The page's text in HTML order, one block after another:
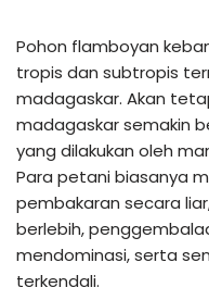
Pohon flamboyan
tropis dan subtropis
madagaskar. Akan
madagaskar semakin
yang dilakukan oleh
Para petani biasanya
pembakaran secara
berlebih,
mendominasi, serta
terkendali.